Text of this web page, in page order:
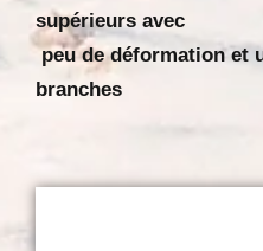
supérieurs avec
peu de déformation et
branches